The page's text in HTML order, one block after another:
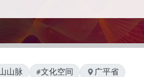
山脉 #文化空间 广平省